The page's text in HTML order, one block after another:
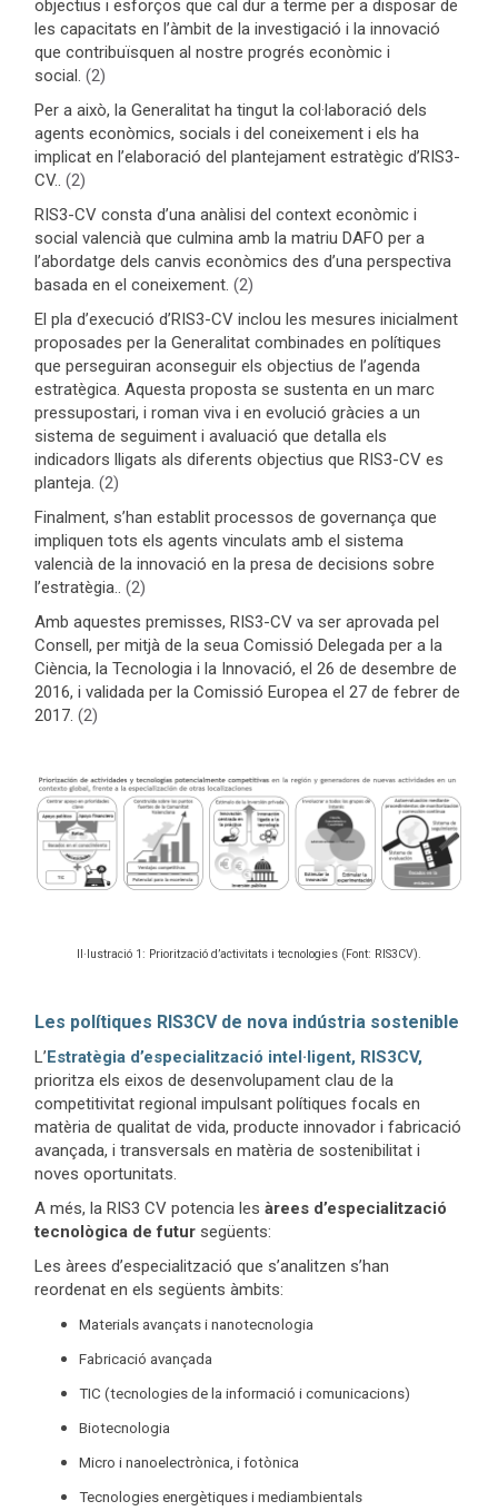
objectius i esforços que cal dur a terme per a disposar de
les capacitats en l’àmbit de la investigació i la innovació
que contribuïsquen al nostre progrés econòmic i
social. (2)
Per a això, la Generalitat ha tingut la col·laboració dels
agents econòmics, socials i del coneixement i els ha
implicat en l’elaboració del plantejament estratègic d’RIS3-
CV.. (2)
RIS3-CV consta d’una anàlisi del context econòmic i
social valencià que culmina amb la matriu DAFO per a
l’abordatge dels canvis econòmics des d’una perspectiva
basada en el coneixement. (2)
El pla d’execució d’RIS3-CV inclou les mesures inicialment
proposades per la Generalitat combinades en polítiques
que perseguiran aconseguir els objectius de l’agenda
estratègica. Aquesta proposta se sustenta en un marc
pressupostari, i roman viva i en evolució gràcies a un
sistema de seguiment i avaluació que detalla els
indicadors lligats als diferents objectius que RIS3-CV es
planteja. (2)
Finalment, s’han establit processos de governança que
impliquen tots els agents vinculats amb el sistema
valencià de la innovació en la presa de decisions sobre
l’estratègia.. (2)
Amb aquestes premisses, RIS3-CV va ser aprovada pel
Consell, per mitjà de la seua Comissió Delegada per a la
Ciència, la Tecnologia i la Innovació, el 26 de desembre de
2016, i validada per la Comissió Europea el 27 de febrer de
2017. (2)
Il·lustració 1: Priorització d’activitats i tecnologies (Font: RIS3CV).
Les polítiques RIS3CV de nova indústria sostenible
L’Estratègia d’especialització intel·ligent, RIS3CV,
prioritza els eixos de desenvolupament clau de la
competitivitat regional impulsant polítiques focals en
matèria de qualitat de vida, producte innovador i fabricació
avançada, i transversals en matèria de sostenibilitat i
noves oportunitats.
A més, la RIS3 CV potencia les àrees d’especialització
tecnològica de futur següents:
Les àrees d’especialització que s’analitzen s’han
reordenat en els següents àmbits:
Materials avançats i nanotecnologia
Fabricació avançada
TIC (tecnologies de la informació i comunicacions)
Biotecnologia
Micro i nanoelectrònica, i fotònica
Tecnologies energètiques i mediambientals